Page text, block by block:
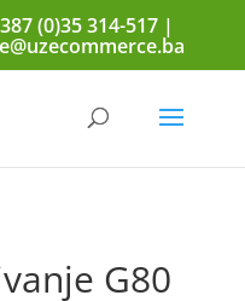
(0)35 314-517 |
G80